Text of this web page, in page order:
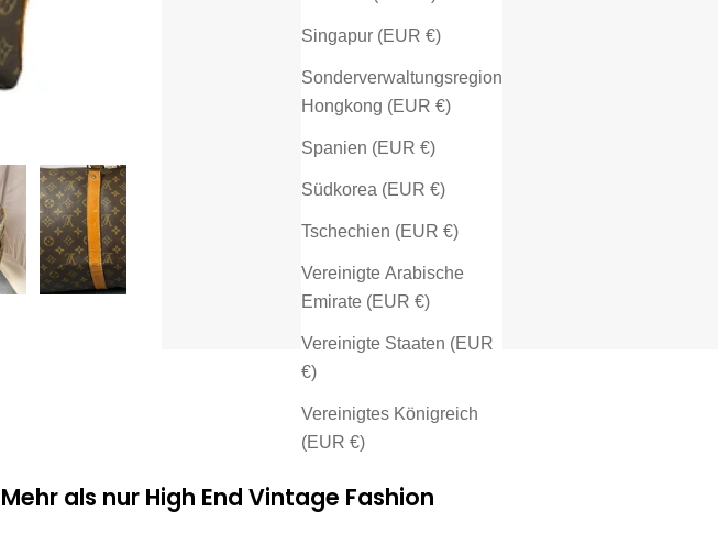
Singapur (EUR €)
Sonderverwaltungsregion
Hongkong (EUR €)
Spanien (EUR €)
Südkorea (EUR €)
Tschechien (EUR €)
Vereinigte Arabische
Emirate (EUR €)
Vereinigte Staaten (EUR
€)
Vereinigtes Königreich
(EUR €)
Mehr als nur High End Vintage Fashion